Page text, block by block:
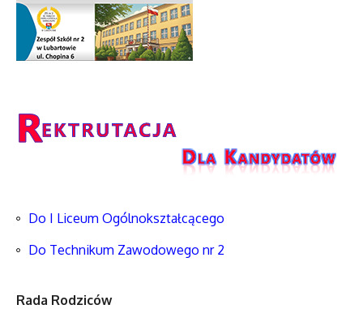
Do I Liceum Ogólnokształcącego
Do Technikum Zawodowego nr 2
Rada Rodziców